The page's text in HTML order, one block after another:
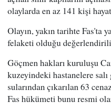
olaylarda en az 141 kişi
Olayın, yakın tarihte Fas'ta
felaketi olduğu
Göçmen hakları kuruluşu
kuzeyindeki hastanelere
sularından çıkarılan 63
Fas hükümeti bunu resmi